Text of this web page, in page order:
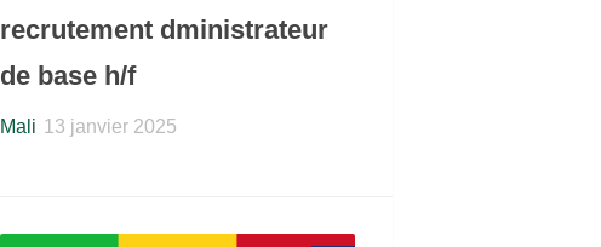
recrutement dministrateur
de base h/f
Mali 13 janvier 2025